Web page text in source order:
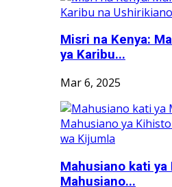
Misri na Kenya:
ya Karibu...
Mar 6, 2025
Mahusiano kati
Mahusiano...